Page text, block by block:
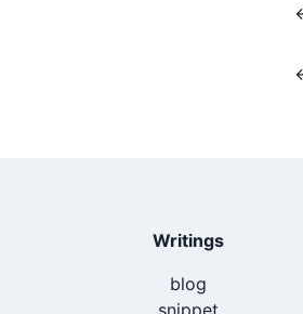
Writings
blog
snippet